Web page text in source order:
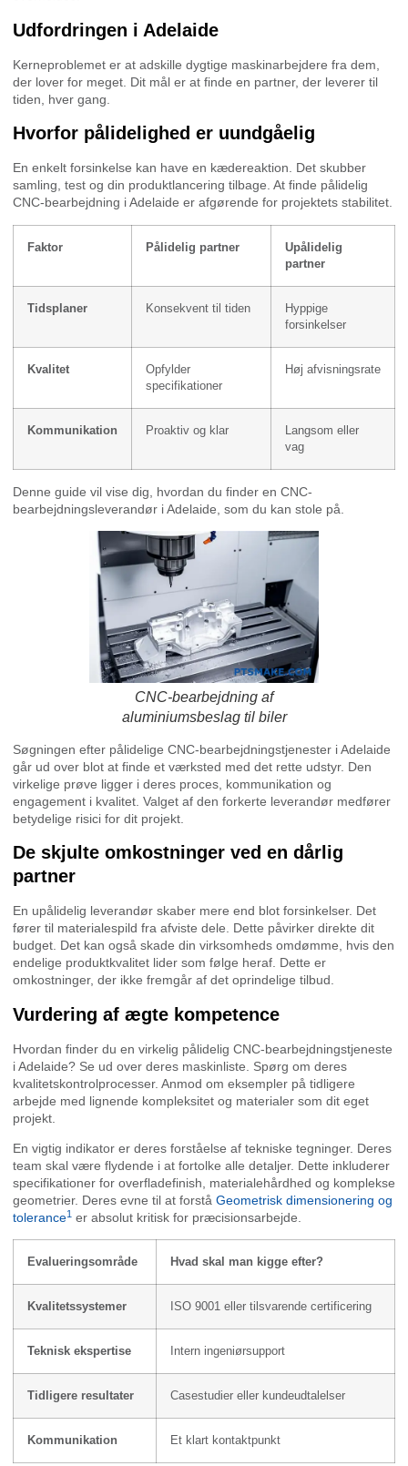
Udfordringen i Adelaide
Kerneproblemet er at adskille dygtige maskinarbejdere fra dem,
der lover for meget. Dit mål er at finde en partner, der leverer til
tiden, hver gang.
Hvorfor pålidelighed er uundgåelig
En enkelt forsinkelse kan have en kædereaktion. Det skubber
samling, test og din produktlancering tilbage. At finde pålidelig
CNC-bearbejdning i Adelaide er afgørende for projektets stabilitet.
Faktor Pålidelig partner
Upålidelig
partner
Tidsplaner Konsekvent til tiden
Hyppige
forsinkelser
Kvalitet
Opfylder
specifikationer
Høj afvisningsrate
Kommunikation Proaktiv og klar
Langsom eller
vag
Denne guide vil vise dig, hvordan du finder en CNC-
bearbejdningsleverandør i Adelaide, som du kan stole på.
CNC-bearbejdning af
aluminiumsbeslag til biler
Søgningen efter pålidelige CNC-bearbejdningstjenester i Adelaide
går ud over blot at finde et værksted med det rette udstyr. Den
virkelige prøve ligger i deres proces, kommunikation og
engagement i kvalitet. Valget af den forkerte leverandør medfører
betydelige risici for dit projekt.
De skjulte omkostninger ved en dårlig
partner
En upålidelig leverandør skaber mere end blot forsinkelser. Det
fører til materialespild fra afviste dele. Dette påvirker direkte dit
budget. Det kan også skade din virksomheds omdømme, hvis den
endelige produktkvalitet lider som følge heraf. Dette er
omkostninger, der ikke fremgår af det oprindelige tilbud.
Vurdering af ægte kompetence
Hvordan finder du en virkelig pålidelig CNC-bearbejdningstjeneste
i Adelaide? Se ud over deres maskinliste. Spørg om deres
kvalitetskontrolprocesser. Anmod om eksempler på tidligere
arbejde med lignende kompleksitet og materialer som dit eget
projekt.
En vigtig indikator er deres forståelse af tekniske tegninger. Deres
team skal være flydende i at fortolke alle detaljer. Dette inkluderer
specifikationer for overfladefinish, materialehårdhed og komplekse
geometrier. Deres evne til at forstå Geometrisk dimensionering og
tolerance1 er absolut kritisk for præcisionsarbejde.
Evalueringsområde Hvad skal man kigge efter?
Kvalitetssystemer ISO 9001 eller tilsvarende certificering
Teknisk ekspertise Intern ingeniørsupport
Tidligere resultater Casestudier eller kundeudtalelser
Kommunikation Et klart kontaktpunkt